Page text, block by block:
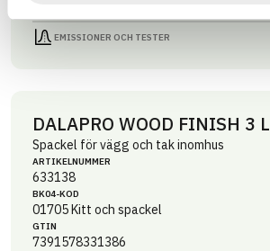
EMISSIONER OCH TESTER
DALAPRO WOOD FINISH 3 L
Spackel för vägg och tak inomhus
ARTIKEL­NUMMER
633138
BK04-KOD
01705Kitt och spackel
GTIN
7391578331386